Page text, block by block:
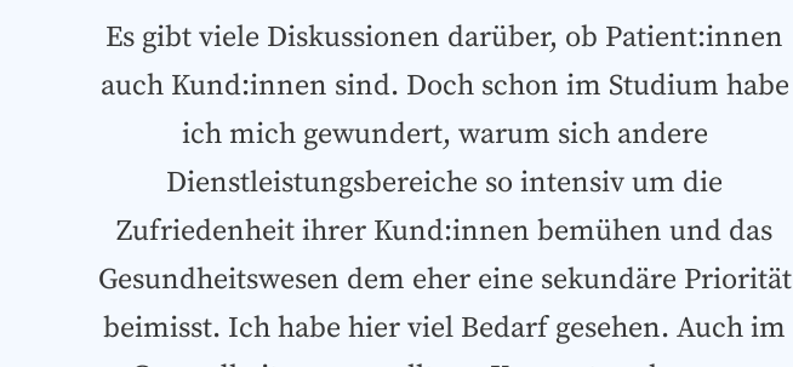
Es gibt viele Diskussionen darüber, ob Patient:innen
auch Kund:innen sind. Doch schon im Studium habe
ich mich gewundert, warum sich andere
Dienstleistungsbereiche so intensiv um die
Zufriedenheit ihrer Kund:innen bemühen und das
Gesundheitswesen dem eher eine sekundäre Priorität
beimisst. Ich habe hier viel Bedarf gesehen. Auch im